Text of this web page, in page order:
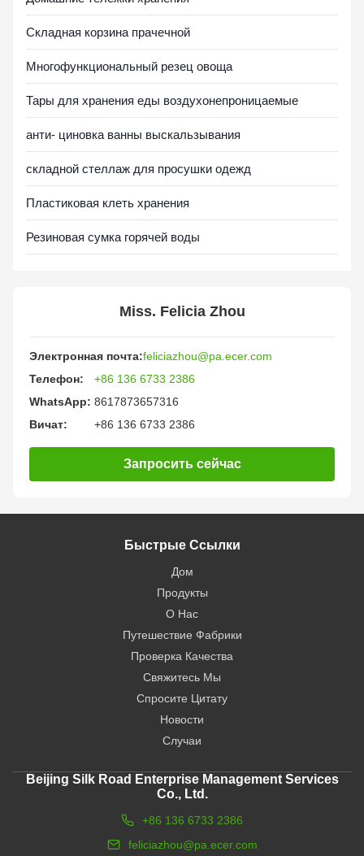
Складная корзина прачечной
Многофункциональный резец овоща
Тары для хранения еды воздухонепроницаемые
анти- циновка ванны выскальзывания
складной стеллаж для просушки одежд
Пластиковая клеть хранения
Резиновая сумка горячей воды
Miss. Felicia Zhou
Электронная почта:feliciazhou@pa.ecer.com
Телефон:
+86 136 6733 2386
WhatsApp: 8617873657316
Вичат:
+86 136 6733 2386
Запросить сейчас
Быстрые Ссылки
Дом
Продукты
О Нас
Путешествие Фабрики
Проверка Качества
Свяжитесь Мы
Спросите Цитату
Новости
Случаи
Beijing Silk Road Enterprise Management Services
Co., Ltd.
+86 136 6733 2386
feliciazhou@pa.ecer.com